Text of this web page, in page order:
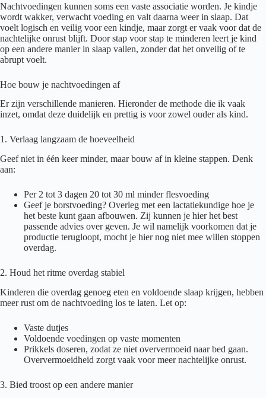
Nachtvoedingen kunnen soms een vaste associatie worden. Je kindje
wordt wakker, verwacht voeding en valt daarna weer in slaap. Dat
voelt logisch en veilig voor een kindje, maar zorgt er vaak voor dat de
nachtelijke onrust blijft. Door stap voor stap te minderen leert je kind
op een andere manier in slaap vallen, zonder dat het onveilig of te
abrupt voelt.
Hoe bouw je nachtvoedingen af
Er zijn verschillende manieren. Hieronder de methode die ik vaak
inzet, omdat deze duidelijk en prettig is voor zowel ouder als kind.
1. Verlaag langzaam de hoeveelheid
Geef niet in één keer minder, maar bouw af in kleine stappen. Denk
aan:
Per 2 tot 3 dagen 20 tot 30 ml minder flesvoeding
Geef je borstvoeding? Overleg met een lactatiekundige hoe je
het beste kunt gaan afbouwen. Zij kunnen je hier het best
passende advies over geven. Je wil namelijk voorkomen dat je
productie terugloopt, mocht je hier nog niet mee willen stoppen
overdag.
2. Houd het ritme overdag stabiel
Kinderen die overdag genoeg eten en voldoende slaap krijgen, hebben
meer rust om de nachtvoeding los te laten. Let op:
Vaste dutjes
Voldoende voedingen op vaste momenten
Prikkels doseren, zodat ze niet oververmoeid naar bed gaan.
Oververmoeidheid zorgt vaak voor meer nachtelijke onrust.
3. Bied troost op een andere manier